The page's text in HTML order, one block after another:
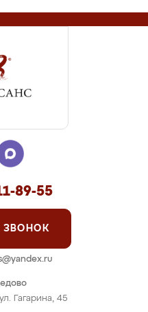
Гагарина, 45
89-55
ЗВОНОК